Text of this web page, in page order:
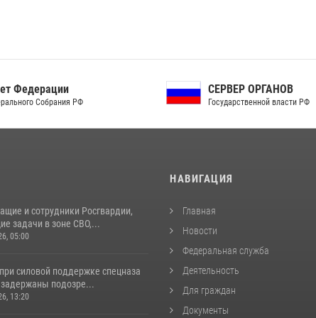
СЕРВЕР ОРГАНОВ
Государственной власти РФ
Совет Безопасности
Российской Федерации
и сотрудники Росгвардии,
задачи в зоне СВО,...
05:00
силовой поддержке спецназа
задержаны подозре...
13:20
НАВИГАЦИЯ
Главная
Новости
Федеральная служба
Деятельность
Для граждан
Документы